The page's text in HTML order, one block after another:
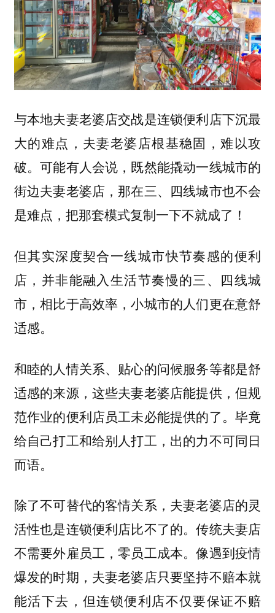
与本地夫妻老婆店交战是连锁便利店下沉最
大的难点，夫妻老婆店根基稳固，难以攻
破。可能有人会说，既然能撬动一线城市的
街边夫妻老婆店，那在三、四线城市也不会
是难点，把那套模式复制一下不就成了！
但其实深度契合一线城市快节奏感的便利
店，并非能融入生活节奏慢的三、四线城
市，相比于高效率，小城市的人们更在意舒
适感。
和睦的人情关系、贴心的问候服务等都是舒
适感的来源，这些夫妻老婆店能提供，但规
范作业的便利店员工未必能提供的了。毕竟
给自己打工和给别人打工，出的力不可同日
而语。
除了不可替代的客情关系，夫妻老婆店的灵
活性也是连锁便利店比不了的。传统夫妻店
不需要外雇员工，零员工成本。像遇到疫情
爆发的时期，夫妻老婆店只要坚持不赔本就
能活下去，但连锁便利店不仅要保证不赔